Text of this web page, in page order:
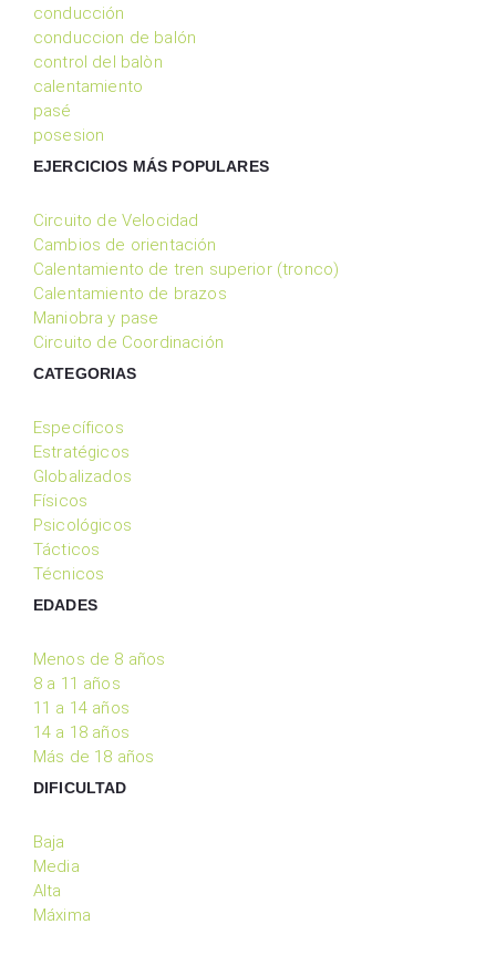
conducción
conduccion de balón
control del balòn
calentamiento
pasé
posesion
EJERCICIOS MÁS POPULARES
Circuito de Velocidad
Cambios de orientación
Calentamiento de tren superior (tronco)
Calentamiento de brazos
Maniobra y pase
Circuito de Coordinación
CATEGORIAS
Específicos
Estratégicos
Globalizados
Físicos
Psicológicos
Tácticos
Técnicos
EDADES
Menos de 8 años
8 a 11 años
11 a 14 años
14 a 18 años
Más de 18 años
DIFICULTAD
Baja
Media
Alta
Máxima